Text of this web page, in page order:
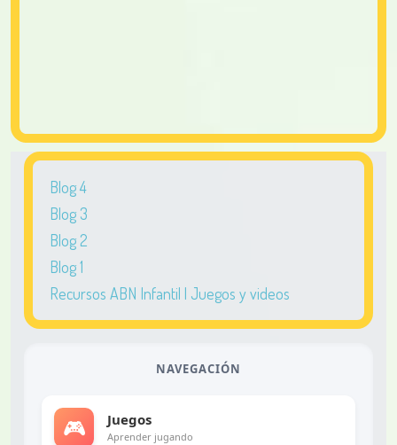
Blog 4
Blog 3
Blog 2
Blog 1
Recursos ABN Infantil | Juegos y videos
NAVEGACIÓN
🎮 Juegos
Aprender jugando